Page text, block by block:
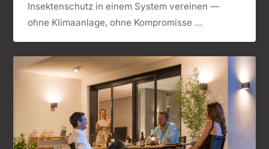
Insektenschutz in einem System vereinen —
ohne Klimaanlage, ohne Kompromisse …